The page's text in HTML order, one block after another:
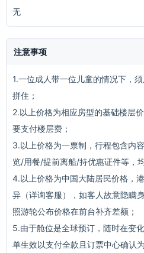
无
注意事项
1.一位成人带一位儿童的情况下，
拼住；
2.以上价格为相应房型的基础楼层
要支付楼层费；
3.以上价格为一票制，行程包含内
览/用餐/提前离船/持优惠证件等，
4.以上价格为中国大陆居民价格，
异（详询客服），如客人故意隐瞒
照游轮公布价格在前台补齐差额；
5.由于舱位是全球预订，随时在变
单生效以支付全款且订票中心确认